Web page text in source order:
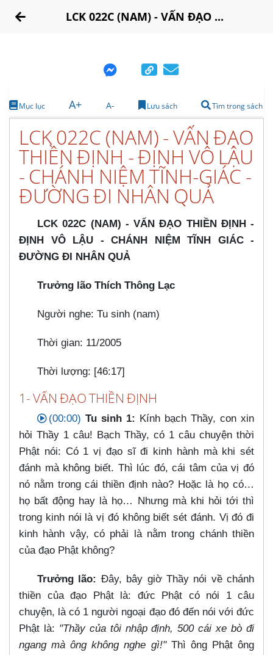
LCK 022C (NAM) - VẤN ĐẠO ...
Mục lục A+ A- Lưu sách Tìm trong sách
LCK 022C (NAM) - VẤN ĐẠO
THIỀN ĐỊNH - ĐỊNH VÔ LẬU
- CHÁNH NIỆM TĨNH-GIÁC -
ĐƯỜNG ĐI NHÂN QUẢ
LCK 022C (NAM) - VẤN ĐẠO THIỀN ĐỊNH -
ĐỊNH VÔ LẬU - CHÁNH NIỆM TĨNH GIÁC -
ĐƯỜNG ĐI NHÂN QUẢ
Trưởng lão Thích Thông Lạc
Người nghe: Tu sinh (nam)
Thời gian: 11/2005
Thời lượng: [46:17]
1- VẤN ĐẠO THIỀN ĐỊNH
(00:00) Tu sinh 1:
Kính bạch Thầy, con xin
hỏi Thầy 1 câu! Bạch Thầy, có 1 câu chuyện thời
Phật nói: Có 1 vị đạo sĩ đi kinh hành mà khi sét
đánh mà không biết. Thì lúc đó, cái tâm của vị đó
nó nằm trong cái thiền định nào? Hoặc là họ có…​
họ bất động hay là họ…​ Nhưng mà khi hỏi tới thì
trong kinh nói là vị đó không biết sét đánh. Vị đó đi
kinh hành vậy, có phải là nằm trong chánh thiền
của đạo Phật không?
Trưởng lão: Đây, bây giờ Thầy nói về chánh
thiền của đạo Phật là: đức Phật có nói 1 câu
chuyện, là có 1 người ngoại đạo đó đến nói với đức
Phật là: "Thầy của tôi nhập định, 500 cái xe bò đi
ngang mà ông không nghe gì!"Thì ông Phật ông